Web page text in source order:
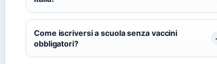
Come iscriversi a scuola senza vaccini
obbligatori?